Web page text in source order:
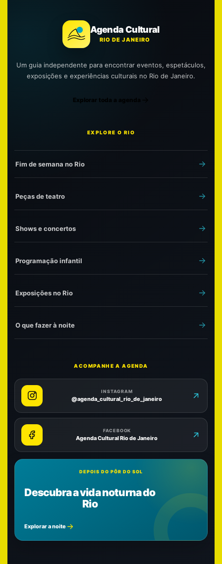
Agenda Cultural
RIO DE JANEIRO
Um guia independente para encontrar eventos, espetáculos,
exposições e experiências culturais no Rio de Janeiro.
Explorar toda a agenda
EXPLORE O RIO
Fim de semana no Rio
Peças de teatro
Shows e concertos
Programação infantil
Exposições no Rio
O que fazer à noite
ACOMPANHE A AGENDA
INSTAGRAM
@agenda_cultural_rio_de_janeiro
FACEBOOK
Agenda Cultural Rio de Janeiro
DEPOIS DO PÔR DO SOL
Descubra a vida noturna do
Rio
Explorar a noite